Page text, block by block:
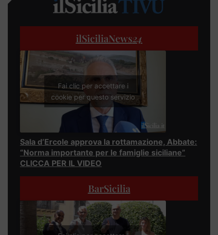
ilSiciliaNews24
Fai clic per accettare i
cookie per questo servizio
Sala d’Ercole approva la rottamazione, Abbate:
“Norma importante per le famiglie siciliane”
CLICCA PER IL VIDEO
BarSicilia